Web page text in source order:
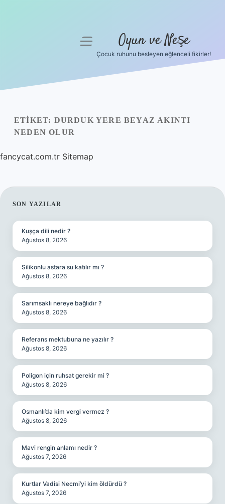
Yasal Uyarı
menüyü
Oyun ve Neşe
Çocuk ruhunu besleyen eğlenceli fikirler!
ETIKET: DURDUK YERE BEYAZ AKINTI
NEDEN OLUR
fancycat.com.tr Sitemap
SIDEBAR
SON YAZILAR
Kuşça dili nedir ?
Ağustos 8, 2026
Silikonlu astara su katılır mı ?
Ağustos 8, 2026
Sarımsaklı nereye bağlıdır ?
Ağustos 8, 2026
Referans mektubuna ne yazılır ?
Ağustos 8, 2026
Poligon için ruhsat gerekir mi ?
Ağustos 8, 2026
Osmanlı’da kim vergi vermez ?
Ağustos 8, 2026
Mavi rengin anlamı nedir ?
Ağustos 7, 2026
Kurtlar Vadisi Necmi’yi kim öldürdü ?
Ağustos 7, 2026